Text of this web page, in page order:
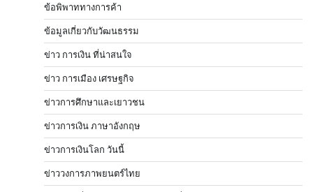
ข้อพิพาททางการค้า
ข้อมูลเกี่ยวกับวัฒนธรรม
ข่าว การเงิน ที่น่าสนใจ
ข่าว การเมือง เศรษฐกิจ
ข่าวการศึกษาและเยาวชน
ข่าวการเงิน ภาษาอังกฤษ
ข่าวการเงินโลก วันนี้
ข่าววงการภาพยนตร์ไทย